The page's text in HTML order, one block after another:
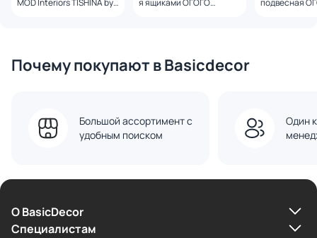
MOD Interiors TISHINA by
я ящиками ОГОГО
подвесная
Почему покупают в Basicdecor
Большой ассортимент с
удобным поиском
Один
О BasicDecor
Cпециалистам